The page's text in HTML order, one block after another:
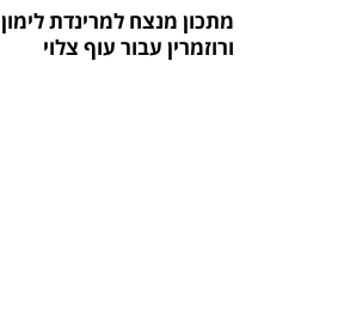
מתכון מנצח למרינדת לימון
ורוזמרין עבור עוף צלוי